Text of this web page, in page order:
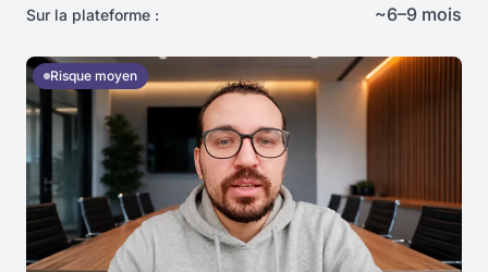
Sur la plateforme : ~6–9 mois
Risque moyen